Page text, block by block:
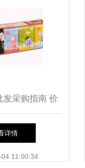
发采购指南 价
息一网打尽
详情
11:00:34